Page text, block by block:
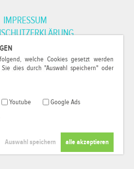
welche Cookies gesetzt werden
dies durch "Auswahl speichern" oder
Youtube Google Ads
IMPRESSUM
MwSt. und zzgl.Versandkosten
79Pixel, alle Rechte vorbehalten.